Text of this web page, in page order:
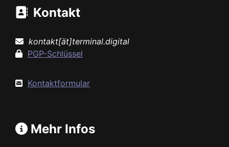
Kontakt
kontakt[ät]terminal.digital
PGP-Schlüssel
Kontaktformular
Mehr Infos